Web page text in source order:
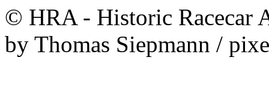
© HRA - Historic Racecar
by Thomas Siepmann /